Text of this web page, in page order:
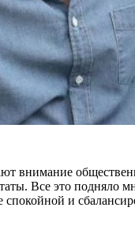
Все это
спокойной и